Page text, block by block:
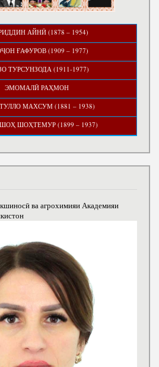
АЙНӢ (1878 – 1954)
ҒАФУРОВ (1909 – 1977)
ТУРСУНЗОДА (1911-1977)
ЭМОМАЛӢ РАҲМОН
МАХСУМ (1881 – 1938)
ШОҲТЕМУР (1899 – 1937)
ва агрохимияи Академияи